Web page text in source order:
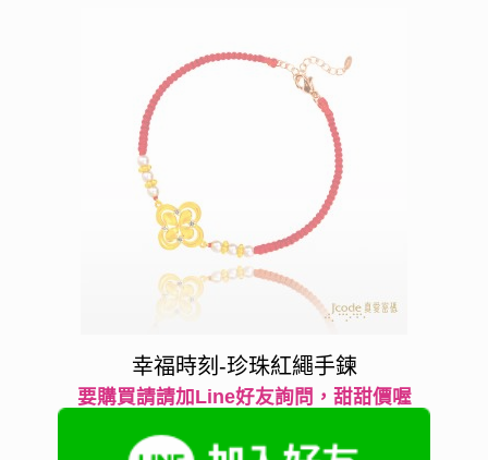
幸福時刻-珍珠紅繩手鍊
要購買請請加Line好友詢問，甜甜價喔